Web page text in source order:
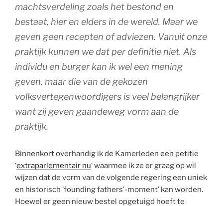
machtsverdeling zoals het bestond en
bestaat, hier en elders in de wereld. Maar we
geven geen recepten of adviezen. Vanuit onze
praktijk kunnen we dat per definitie niet. Als
individu en burger kan ik wel een mening
geven, maar die van de gekozen
volksvertegenwoordigers is veel belangrijker
want zij geven gaandeweg vorm aan de
praktijk.
Binnenkort overhandig ik de Kamerleden een petitie
‘extraparlementair nu‘ waarmee ik ze er graag op wil
wijzen dat de vorm van de volgende regering een uniek
en historisch ‘founding fathers’-moment’ kan worden.
Hoewel er geen nieuw bestel opgetuigd hoeft te